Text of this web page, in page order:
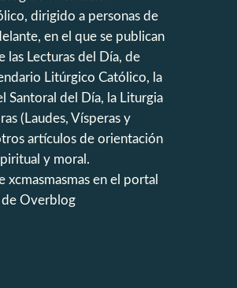
dirigido a personas de
en el que se publican
las Lecturas del Día, de
Litúrgico Católico, la
Santoral del Día, la Liturgia
(Laudes, Vísperas y
artículos de orientación
y moral.
xcmasmasmasen el portal
de Overblog